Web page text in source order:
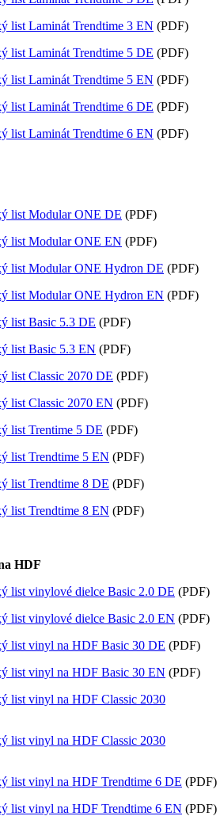
list Laminát Trendtime 3 EN (PDF)
list Laminát Trendtime 5 DE (PDF)
list Laminát Trendtime 5 EN (PDF)
list Laminát Trendtime 6 DE (PDF)
list Laminát Trendtime 6 EN (PDF)
list Modular ONE DE (PDF)
list Modular ONE EN (PDF)
list Modular ONE Hydron DE (PDF)
list Modular ONE Hydron EN (PDF)
list Basic 5.3 DE (PDF)
list Basic 5.3 EN (PDF)
list Classic 2070 DE (PDF)
list Classic 2070 EN (PDF)
list Trentime 5 DE (PDF)
list Trendtime 5 EN (PDF)
list Trendtime 8 DE (PDF)
list Trendtime 8 EN (PDF)
HDF
list vinylové dielce Basic 2.0 DE (PDF)
list vinylové dielce Basic 2.0 EN (PDF)
list vinyl na HDF Basic 30 DE (PDF)
list vinyl na HDF Basic 30 EN (PDF)
list vinyl na HDF Classic 2030
list vinyl na HDF Classic 2030
list vinyl na HDF Trendtime 6 DE (PDF)
list vinyl na HDF Trendtime 6 EN (PDF)